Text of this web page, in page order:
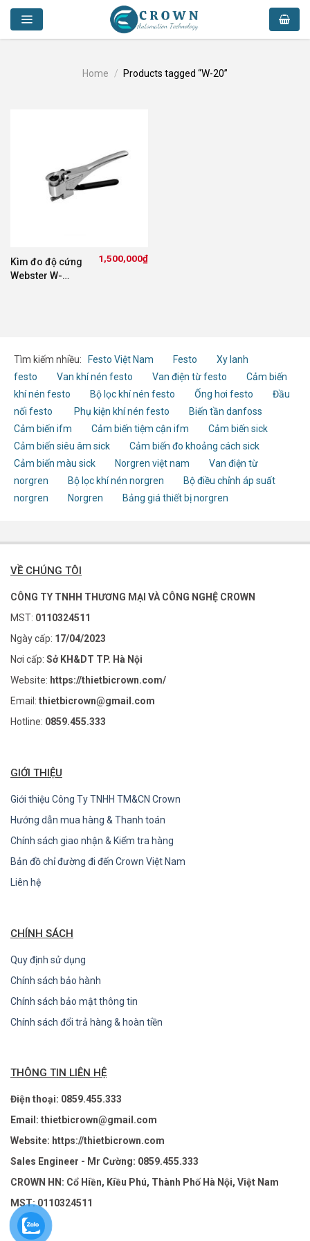
Skip
content
Home / Products tagged “W-20”
Kìm đo độ cứng
Webster W-
1,500,000₫
Tìm kiếm nhiều: Festo Việt Nam Festo
Xy lanh
festo
Van khí nén festo Van điện từ festo
Cảm biến
khí nén festo
Bộ lọc khí nén festo Ống hơi festo
Đầu
nối festo
Phụ kiện khí nén festo
Biến tần danfoss
Cảm biến ifm
Cảm biến tiệm cận ifm
Cảm biến sick
Cảm biến siêu âm sick
Cảm biến đo khoảng cách sick
Cảm biến màu sick
Norgren việt nam
Van điện từ
norgren
Bộ lọc khí nén norgren
Bộ điều chỉnh áp suất
norgren
Norgren Bảng giá thiết bị norgren
VỀ CHÚNG TÔI
CÔNG TY TNHH THƯƠNG MẠI VÀ CÔNG NGHỆ CROWN
MST: 0110324511
Ngày cấp: 17/04/2023
Nơi cấp: Sở KH&DT TP. Hà Nội
Website: https://thietbicrown.com/
Email: thietbicrown@gmail.com
Hotline: 0859.455.333
GIỚI THIỆU
Giới thiệu Công Ty TNHH TM&CN Crown
Hướng dẫn mua hàng & Thanh toán
Chính sách giao nhận & Kiểm tra hàng
Bản đồ chỉ đường đi đến Crown Việt Nam
Liên hệ
CHÍNH SÁCH
Quy định sử dụng
Chính sách bảo hành
Chính sách bảo mật thông tin
Chính sách đổi trả hàng & hoàn tiền
THÔNG TIN LIÊN HỆ
Điện thoại: 0859.455.333
Email: thietbicrown@gmail.com
Website: https://thietbicrown.com
Sales Engineer - Mr Cường: 0859.455.333
CROWN HN: Cổ Hiền, Kiều Phú, Thành Phố Hà Nội, Việt Nam
MST: 0110324511